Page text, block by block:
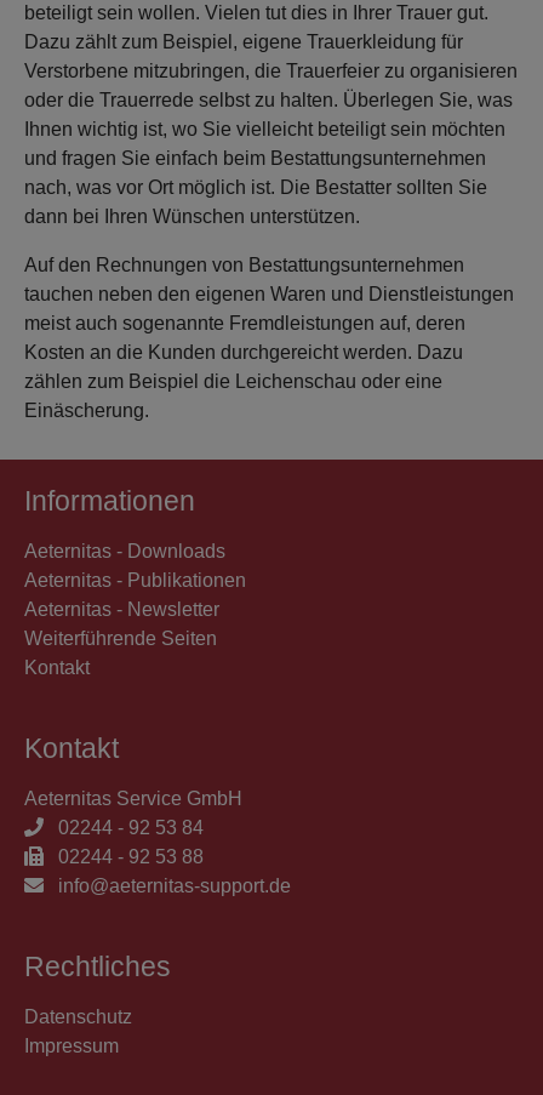
beteiligt sein wollen. Vielen tut dies in Ihrer Trauer gut.
Dazu zählt zum Beispiel, eigene Trauerkleidung für
Verstorbene mitzubringen, die Trauerfeier zu organisieren
oder die Trauerrede selbst zu halten. Überlegen Sie, was
Ihnen wichtig ist, wo Sie vielleicht beteiligt sein möchten
und fragen Sie einfach beim Bestattungsunternehmen
nach, was vor Ort möglich ist. Die Bestatter sollten Sie
dann bei Ihren Wünschen unterstützen.
Auf den Rechnungen von Bestattungsunternehmen
tauchen neben den eigenen Waren und Dienstleistungen
meist auch sogenannte Fremdleistungen auf, deren
Kosten an die Kunden durchgereicht werden. Dazu
zählen zum Beispiel die Leichenschau oder eine
Einäscherung.
Informationen
Aeternitas - Downloads
Aeternitas - Publikationen
Aeternitas - Newsletter
Weiterführende Seiten
Kontakt
Kontakt
Aeternitas Service GmbH
02244 - 92 53 84
02244 - 92 53 88
info@aeternitas-support.de
Rechtliches
Datenschutz
Impressum